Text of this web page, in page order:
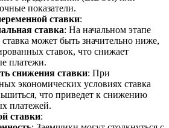
показатели.
ставки:
ставка: На начальном этапе
может быть значительно ниже,
ставок, что снижает
платежи.
снижения ставки: При
экономических условиях ставка
что приведет к снижению
платежей.
ставки: